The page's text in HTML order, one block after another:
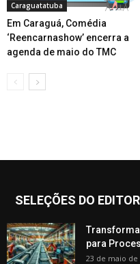
Caraguatatuba
Em Caraguá, Comédia
‘Reencarnashow’ encerra a
agenda de maio do TMC
SELEÇÕES DO EDITOR
para
23 de maio de